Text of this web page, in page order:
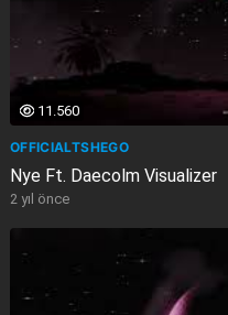
11.560
OFFICIALTSHEGO
Nye Ft. Daecolm Visualizer
2 yıl önce